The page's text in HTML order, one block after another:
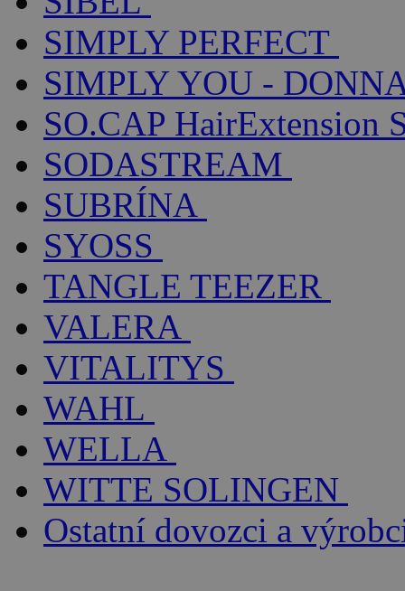
SIMPLY PERFECT
SIMPLY YOU -
SO.CAP HairExtension
SODASTREAM
SUBRÍNA
SYOSS
TANGLE TEEZER
VALERA
VITALITYS
WAHL
WELLA
WITTE SOLINGEN
Ostatní dovozci a